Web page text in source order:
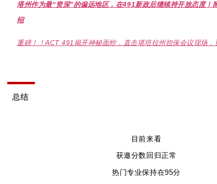
塔州作为最“资深”的偏远地区，在491新政后继续持开放态度！
绍
重磅！！ACT 491揭开神秘面纱，直击堪培拉州担保会议现场
总结
目前来看
获邀分数回归正常
热门专业保持在95分